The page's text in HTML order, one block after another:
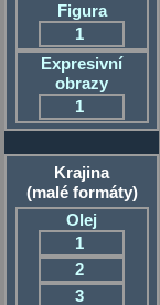
Figura
1
Expresivní
obrazy
1
Krajina
(malé formáty)
Olej
1
2
3